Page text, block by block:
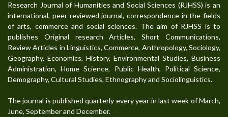
Research Journal of Humanities and Social Sciences (RJHSS) is an
international, peer-reviewed journal, correspondence in the fields
of arts, commerce and social sciences. The aim of RJHSS is to
publishes Original research Articles, Short Communications,
Review Articles in Linguistics, Commerce, Anthropology, Sociology,
Geography, Economics, History, Environmental Studies, Business
Administration, Home Science, Public Health, Political Science,
Demography, Cultural Studies, Ethnography and Sociolinguistics.
The journal is published quarterly every year in last week of March,
June, September and December.